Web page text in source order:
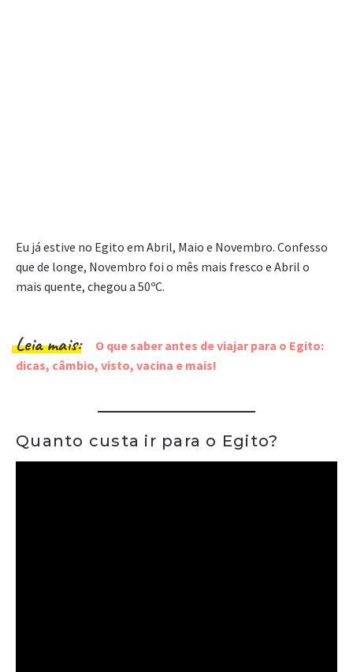
Eu já estive no Egito em Abril, Maio e Novembro. Confesso
que de longe, Novembro foi o mês mais fresco e Abril o
mais quente, chegou a 50ºC.
Leia mais:
O que saber antes de viajar para o Egito:
dicas, câmbio, visto, vacina e mais!
Quanto custa ir para o Egito?